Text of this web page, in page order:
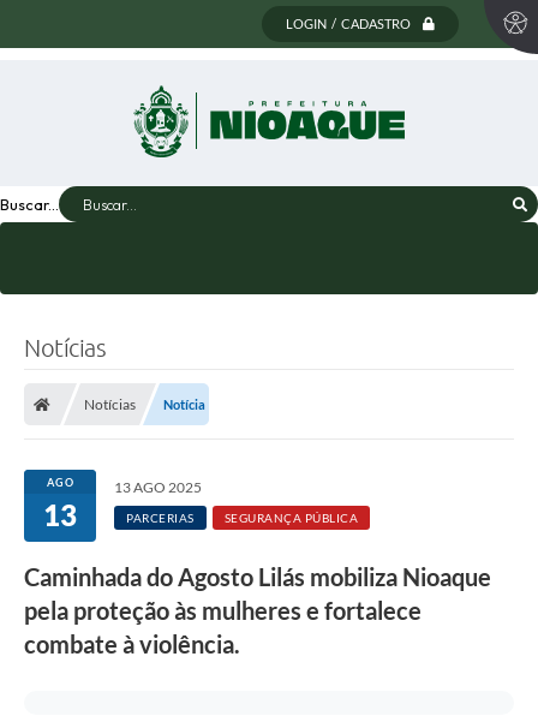
LOGIN / CADASTRO
Buscar...
Notícias
Notícias Notícia
AGO
13
13 AGO 2025
PARCERIAS SEGURANÇA PÚBLICA
Caminhada do Agosto Lilás mobiliza Nioaque
pela proteção às mulheres e fortalece
combate à violência.